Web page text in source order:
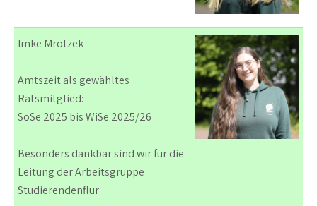
Imke Mrotzek
Amtszeit als gewähltes
Ratsmitglied:
SoSe 2025 bis WiSe 2025/26
Besonders dankbar sind wir für die
Leitung der Arbeitsgruppe
Studierendenflur